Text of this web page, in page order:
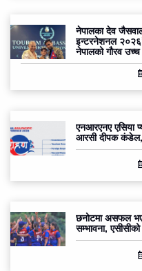
नेपालका देव
इन्टरनेशनल
नेपालको गौरव उच्च
एनआरएनए एसिया
आरसी दीपक
छनोटमा असफल
सम्भावना,